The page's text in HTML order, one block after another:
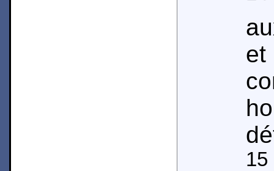
15